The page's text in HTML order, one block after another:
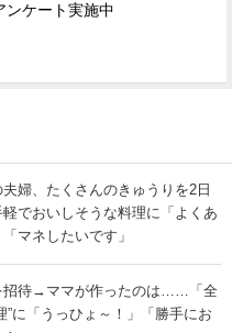
ンケート実施中
婦、たくさんのきゅうりを2日
おいしそうな料理に「よくあ
マネしたいです」
招待→ママが作ったのは……「全
に「うっひょ～！」「勝手にお